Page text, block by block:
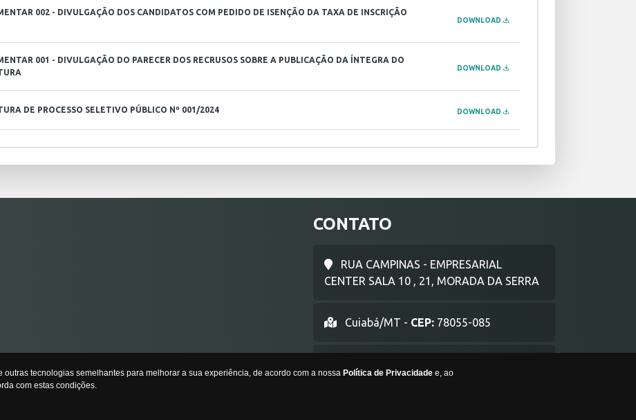
outras tecnologias semelhantes para melhorar a sua experiência, de acordo com a nossa Política de Privacidade e, ao
com estas condições.
002 - DIVULGAÇÃO DOS CANDIDATOS COM PEDIDO DE ISENÇÃO DA TAXA DE INSCRIÇÃO
DOWNLOAD
001 - DIVULGAÇÃO DO PARECER DOS RECRUSOS SOBRE A PUBLICAÇÃO DA ÍNTEGRA DO
DOWNLOAD
DE PROCESSO SELETIVO PÚBLICO Nº 001/2024 DOWNLOAD
CONTATO
RUA CAMPINAS - EMPRESARIAL
CENTER SALA 10 , 21, MORADA DA SERRA
Cuiabá/MT - CEP: 78055-085